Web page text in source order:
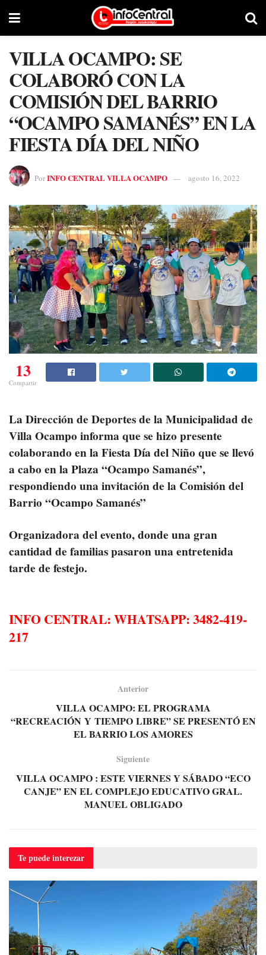
VILLA OCAMPO: SE
COLABORÓ CON LA
COMISIÓN DEL BARRIO
“OCAMPO SAMANÉS” EN LA
FIESTA DÍA DEL NIÑO
PorINFO CENTRAL VILLA OCAMPO agosto 16, 2022
13
Compartir
La Dirección de Deportes de la Municipalidad de
Villa Ocampo informa que se hizo presente
colaborando en la Fiesta Día del Niño que se llevó
a cabo en la Plaza “Ocampo Samanés”,
respondiendo una invitación de la Comisión del
Barrio “Ocampo Samanés”
Organizadora del evento, donde una gran
cantidad de familias pasaron una entretenida
tarde de festejo.
INFO CENTRAL: WHATSAPP: 3482-419-
217
Anterior
VILLA OCAMPO: EL PROGRAMA
“RECREACIÓN Y TIEMPO LIBRE” SE PRESENTÓ EN
EL BARRIO LOS AMORES
Siguiente
VILLA OCAMPO : ESTE VIERNES Y SÁBADO “ECO
CANJE” EN EL COMPLEJO EDUCATIVO GRAL.
MANUEL OBLIGADO
Te puedeinterezar